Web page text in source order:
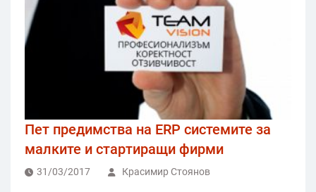
Пет предимства на ERP системите за
малките и стартиращи фирми
31/03/2017 Красимир Стоянов